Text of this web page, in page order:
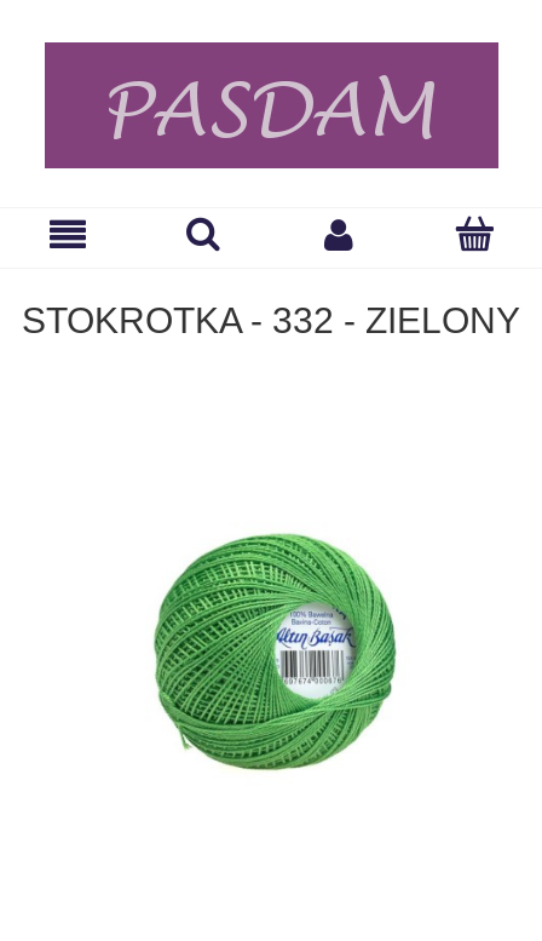
STOKROTKA - 332 - ZIELONY